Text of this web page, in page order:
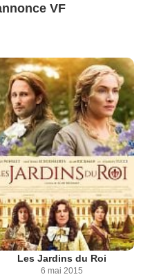
VF
Les Jardins du Roi
6 mai 2015